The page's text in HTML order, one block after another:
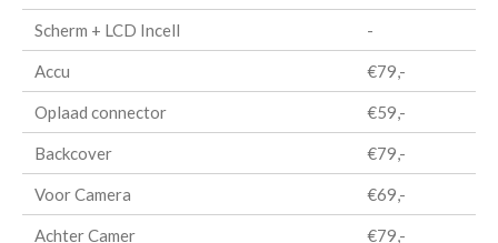
Scherm + LCD Incell -
Accu €79,-
Oplaad connector €59,-
Backcover €79,-
Voor Camera €69,-
Achter Camer €79,-